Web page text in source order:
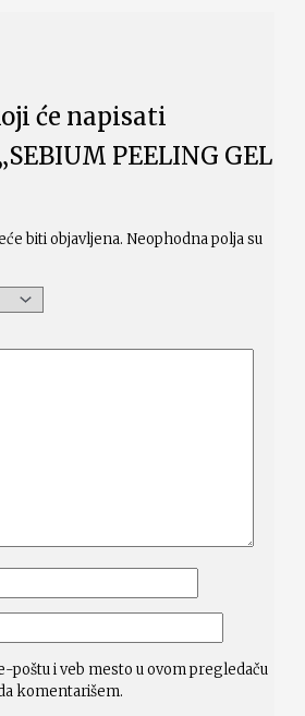
će napisati
PEELING GEL
biti objavljena. Neophodna polja su
poštu i veb mesto u ovom pregledaču
komentarišem.